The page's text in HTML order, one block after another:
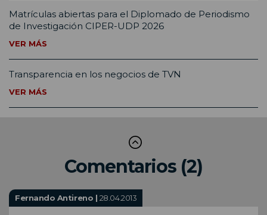
Matrículas abiertas para el Diplomado de Periodismo
de Investigación CIPER-UDP 2026
VER MÁS
Transparencia en los negocios de TVN
VER MÁS
Comentarios (2)
Fernando Antireno | 28.04.2013